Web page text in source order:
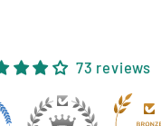
73 reviews